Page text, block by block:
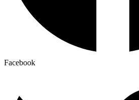
Facebook